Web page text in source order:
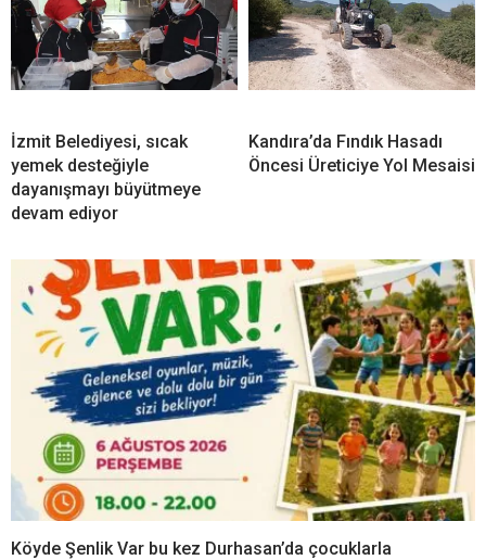
İzmit Belediyesi, sıcak
yemek desteğiyle
dayanışmayı büyütmeye
devam ediyor
Kandıra’da Fındık Hasadı
Öncesi Üreticiye Yol Mesaisi
Köyde Şenlik Var bu kez Durhasan’da çocuklarla